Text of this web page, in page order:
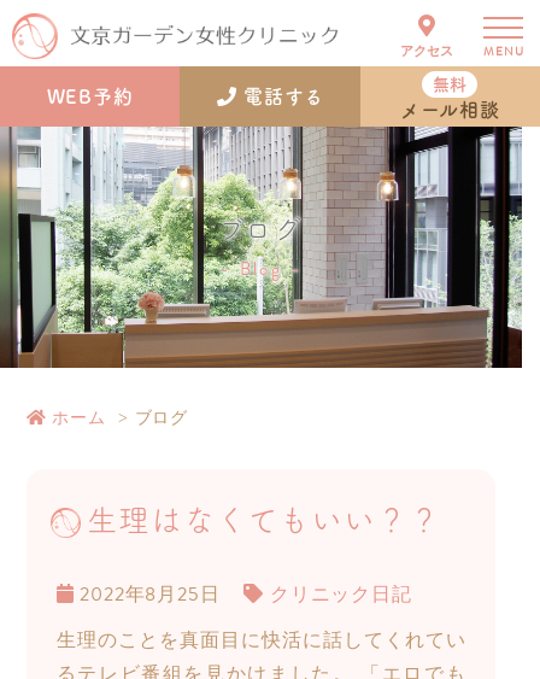
アクセス MENU
WEB予約 電話する
無料
メール相談
ブログ
Blog
ホーム ブログ
生理はなくてもいい？？
2022年8月25日
クリニック日記
生理のことを真面目に快活に話してくれてい